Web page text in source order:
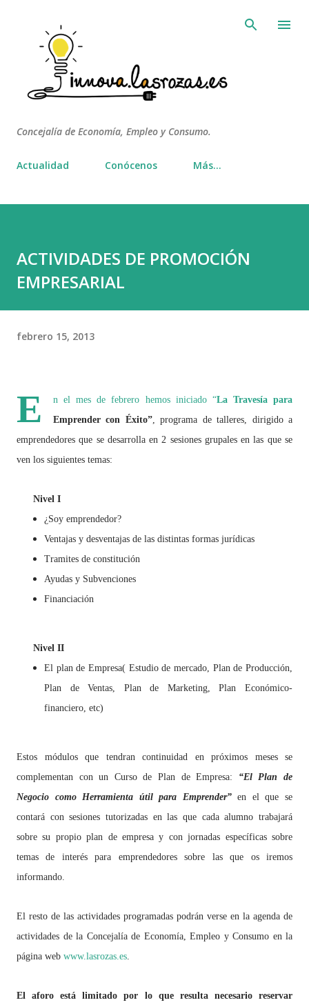
Concejalía de Economía, Empleo y Consumo.
Actualidad Conócenos Más…
ACTIVIDADES DE PROMOCIÓN
EMPRESARIAL
febrero 15, 2013
E n el mes de febrero hemos iniciado “La Travesía para
Emprender con Éxito”, programa de talleres, dirigido a
emprendedores que se desarrolla en 2 sesiones grupales en las que se
ven los siguientes temas:
Nivel I
¿Soy emprendedor?
Ventajas y desventajas de las distintas formas jurídicas
Tramites de constitución
Ayudas y Subvenciones
Financiación
Nivel II
El plan de Empresa( Estudio de mercado, Plan de Producción,
Plan de Ventas, Plan de Marketing, Plan Económico-
financiero, etc)
Estos módulos que tendran continuidad en próximos meses se
complementan con un Curso de Plan de Empresa: “El Plan de
Negocio como Herramienta útil para Emprender”en el que se
contará con sesiones tutorizadas en las que cada alumno trabajará
sobre su propio plan de empresa y con jornadas específicas sobre
temas de interés para emprendedores sobre las que os iremos
informando.
El resto de las actividades programadas podrán verse en la agenda de
actividades de la Concejalía de Economía, Empleo y Consumo en la
página web www.lasrozas.es.
El aforo está limitado por lo que resulta necesario reservar